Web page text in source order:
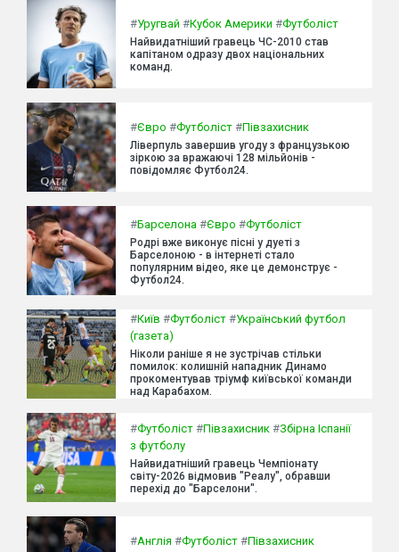
#Уругвай #Кубок Америки #Футболіст
Найвидатніший гравець ЧС-2010 став
капітаном одразу двох національних
команд.
#Євро #Футболіст #Півзахисник
Ліверпуль завершив угоду з французькою
зіркою за вражаючі 128 мільйонів -
повідомляє Футбол24.
#Барселона #Євро #Футболіст
Родрі вже виконує пісні у дуеті з
Барселоною - в інтернеті стало
популярним відео, яке це демонструє -
Футбол24.
#Київ #Футболіст #Український футбол
(газета)
Ніколи раніше я не зустрічав стільки
помилок: колишній нападник Динамо
прокоментував тріумф київської команди
над Карабахом.
#Футболіст #Півзахисник #Збірна Іспанії
з футболу
Найвидатніший гравець Чемпіонату
світу-2026 відмовив "Реалу", обравши
перехід до "Барселони".
#Англія #Футболіст #Півзахисник